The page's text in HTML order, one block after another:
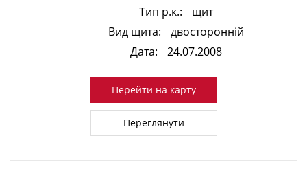
Тип р.к.:
щит
Вид щита:
двосторонній
Дата:
24.07.2008
Перейти на карту
Переглянути